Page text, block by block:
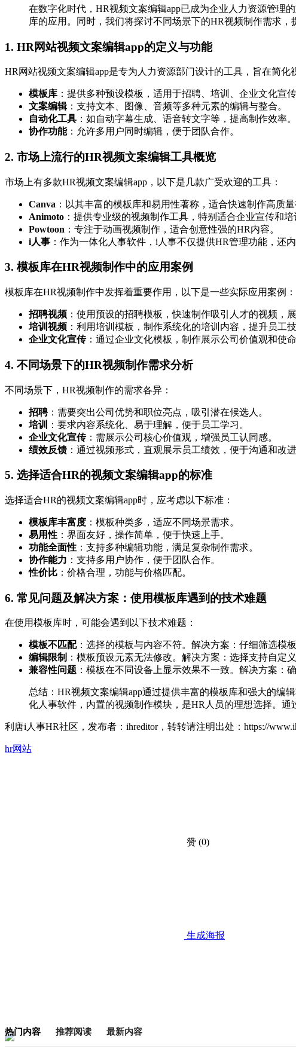
在数字化时代，HR视频文案编辑app已成为企业人力资源管理
库的应用。同时，我们将探讨不同场景下的HR视频制作需求
1. HR网站视频文案编辑app的定义与功能
HR网站视频文案编辑app是专为人力资源部门设计的工具，旨在简
模板库 ：提供多种预设模板，适用于招聘、培训、企业文化宣
文案编辑：支持文本、图像、音频等多种元素的编辑与整合。
自动化工具 ：如自动字幕生成、语音转文字等，提高制作效率。
协作功能：允许多用户同时编辑，便于团队合作。
2. 市场上流行的HR视频文案编辑工具概览
市场上有多款HR视频文案编辑app，以下是几款广受欢迎的工具：
Canva ：以其丰富的模板库和易用性著称，适合快速制作高质量
Animoto ：提供专业级的视频制作工具，特别适合企业宣传和培
Powtoon ：专注于动画视频制作，适合创意性强的HR内容。
i人事 ：作为一体化人事软件，i人事不仅提供HR管理功能，还
3. 模板库在HR视频制作中的应用案例
模板库在HR视频制作中发挥着重要作用，以下是一些实际应用案例：
招聘视频 ：使用预设的招聘模板，快速制作吸引人才的视频，
培训视频 ：利用培训模板，制作系统化的培训内容，提升员工技
企业文化宣传：通过企业文化模板，制作展示公司价值观和使
4. 不同场景下的HR视频制作需求分析
不同场景下，HR视频制作的需求各异：
招聘：需要突出公司优势和职位亮点，吸引潜在候选人。
培训
：要求内容系统化、易于理解，便于员工学习。
企业文化宣传：需展示公司核心价值观，增强员工认同感。
绩效反馈 ：通过视频形式，直观展示员工绩效，便于沟通和改进
5. 选择适合HR的视频文案编辑app的标准
选择适合HR的视频文案编辑app时，应考虑以下标准：
模板库丰富度 ：模板种类多，适应不同场景需求。
易用性 ：界面友好，操作简单，便于快速上手。
功能全面性 ：支持多种编辑功能，满足复杂制作需求。
协作能力 ：支持多用户协作，便于团队合作。
性价比 ：价格合理，功能与价格匹配。
6. 常见问题及解决方案：使用模板库遇到的技术难题
在使用模板库时，可能会遇到以下技术难题：
模板不匹配：选择的模板与内容不符。解决方案：仔细筛选模
编辑限制 ：模板预设元素无法修改。解决方案：选择支持自定
兼容性问题 ：模板在不同设备上显示效果不一致。解决方案：
总结：HR视频文案编辑app通过提供丰富的模板库和强大的编
化人事软件，内置的视频制作模块，是HR人员的理想选择。
利唐i人事HR社区，发布者：ihreditor，转转请注明出处： https://
hr网站
赞 (0)
生成海报
热门内容 推荐阅读 最新内容